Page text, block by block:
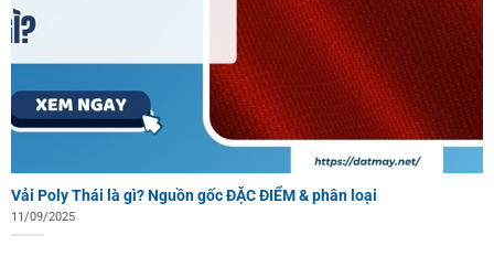
Vải Poly Thái là gì? Nguồn gốc ĐẶC ĐIỂM & phân loại
11/09/2025